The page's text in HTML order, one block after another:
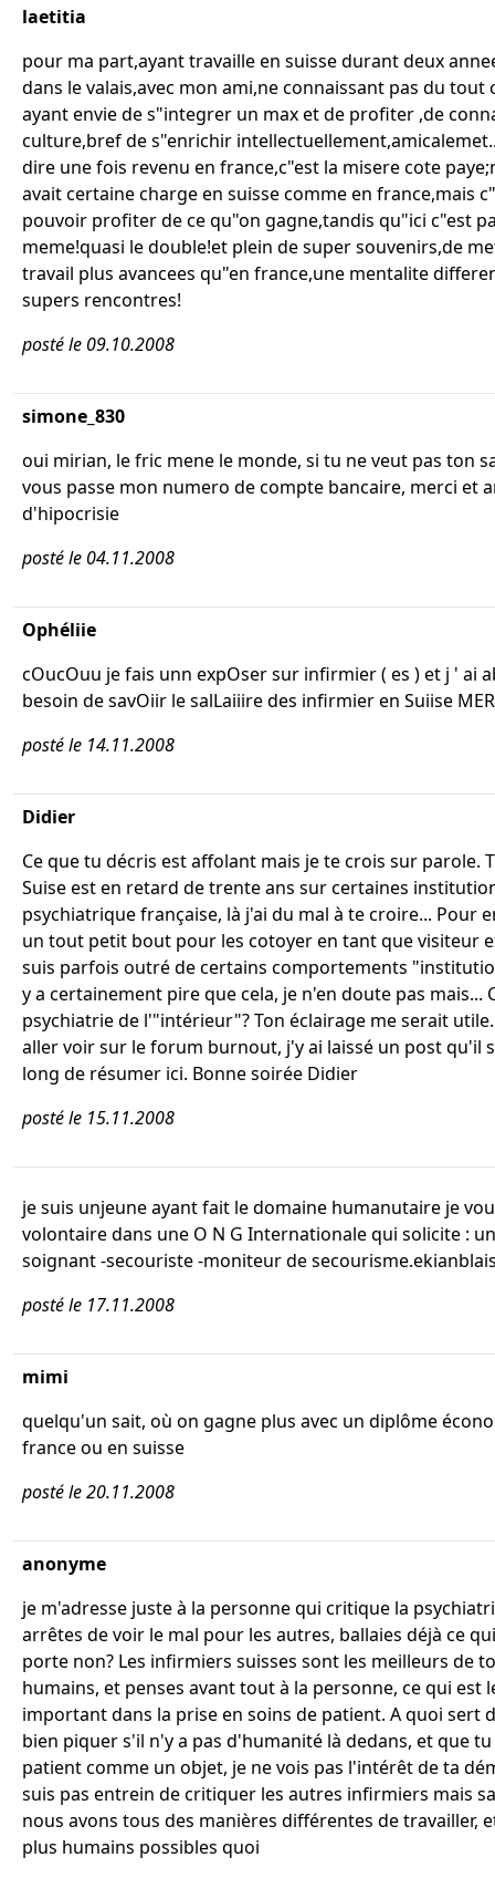
laetitia
pour ma part,ayant travaille en suisse durant deux
dans le valais,avec mon ami,ne connaissant pas du tout
ayant envie de s"integrer un max et de profiter ,de
culture,bref de s"enrichir
dire une fois revenu en france,c"est la misere cote
avait certaine charge en suisse comme en france,mais
pouvoir profiter de ce qu"on gagne,tandis qu"ici c"est
meme!quasi le double!et plein de super souvenirs,de
travail plus avancees qu"en france,une mentalite
supers rencontres!
posté le 09.10.2008
simone_830
oui mirian, le fric mene le monde, si tu ne veut pas ton
vous passe mon numero de compte bancaire, merci et
d'hipocrisie
posté le 04.11.2008
Ophéliie
cOucOuu je fais unn expOser sur infirmier ( es ) et j ' ai
besoin de savOiir le salLaiiire des infirmier en Suiise
posté le 14.11.2008
Didier
Ce que tu décris est affolant mais je te crois sur parole.
Suise est en retard de trente ans sur certaines
psychiatrique française, là j'ai du mal à te croire... Pour
un tout petit bout pour les cotoyer en tant que visiteur
suis parfois outré de certains comportements
y a certainement pire que cela, je n'en doute pas mais...
psychiatrie de l'"intérieur"? Ton éclairage me serait
aller voir sur le forum burnout, j'y ai laissé un post qu'il
long de résumer ici. Bonne soirée Didier
posté le 15.11.2008
je suis unjeune ayant fait le domaine humanutaire je
volontaire dans une O N G Internationale qui solicite :
soignant -secouriste -moniteur de
posté le 17.11.2008
mimi
quelqu'un sait, où on gagne plus avec un diplôme
france ou en suisse
posté le 20.11.2008
anonyme
je m'adresse juste à la personne qui critique la
arrêtes de voir le mal pour les autres, ballaies déjà ce
porte non? Les infirmiers suisses sont les meilleurs de
humains, et penses avant tout à la personne, ce qui est
important dans la prise en soins de patient. A quoi sert
bien piquer s'il n'y a pas d'humanité là dedans, et que
patient comme un objet, je ne vois pas l'intérêt de ta
suis pas entrein de critiquer les autres infirmiers mais
nous avons tous des manières différentes de travailler,
plus humains possibles quoi